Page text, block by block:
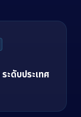
ะดับประเทศ